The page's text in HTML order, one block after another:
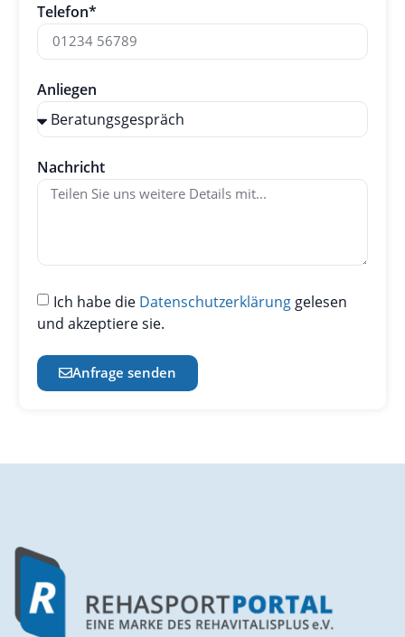
Telefon*
Anliegen
Nachricht
Ich habe die Datenschutzerklärung gelesen
und akzeptiere sie.
Anfrage senden